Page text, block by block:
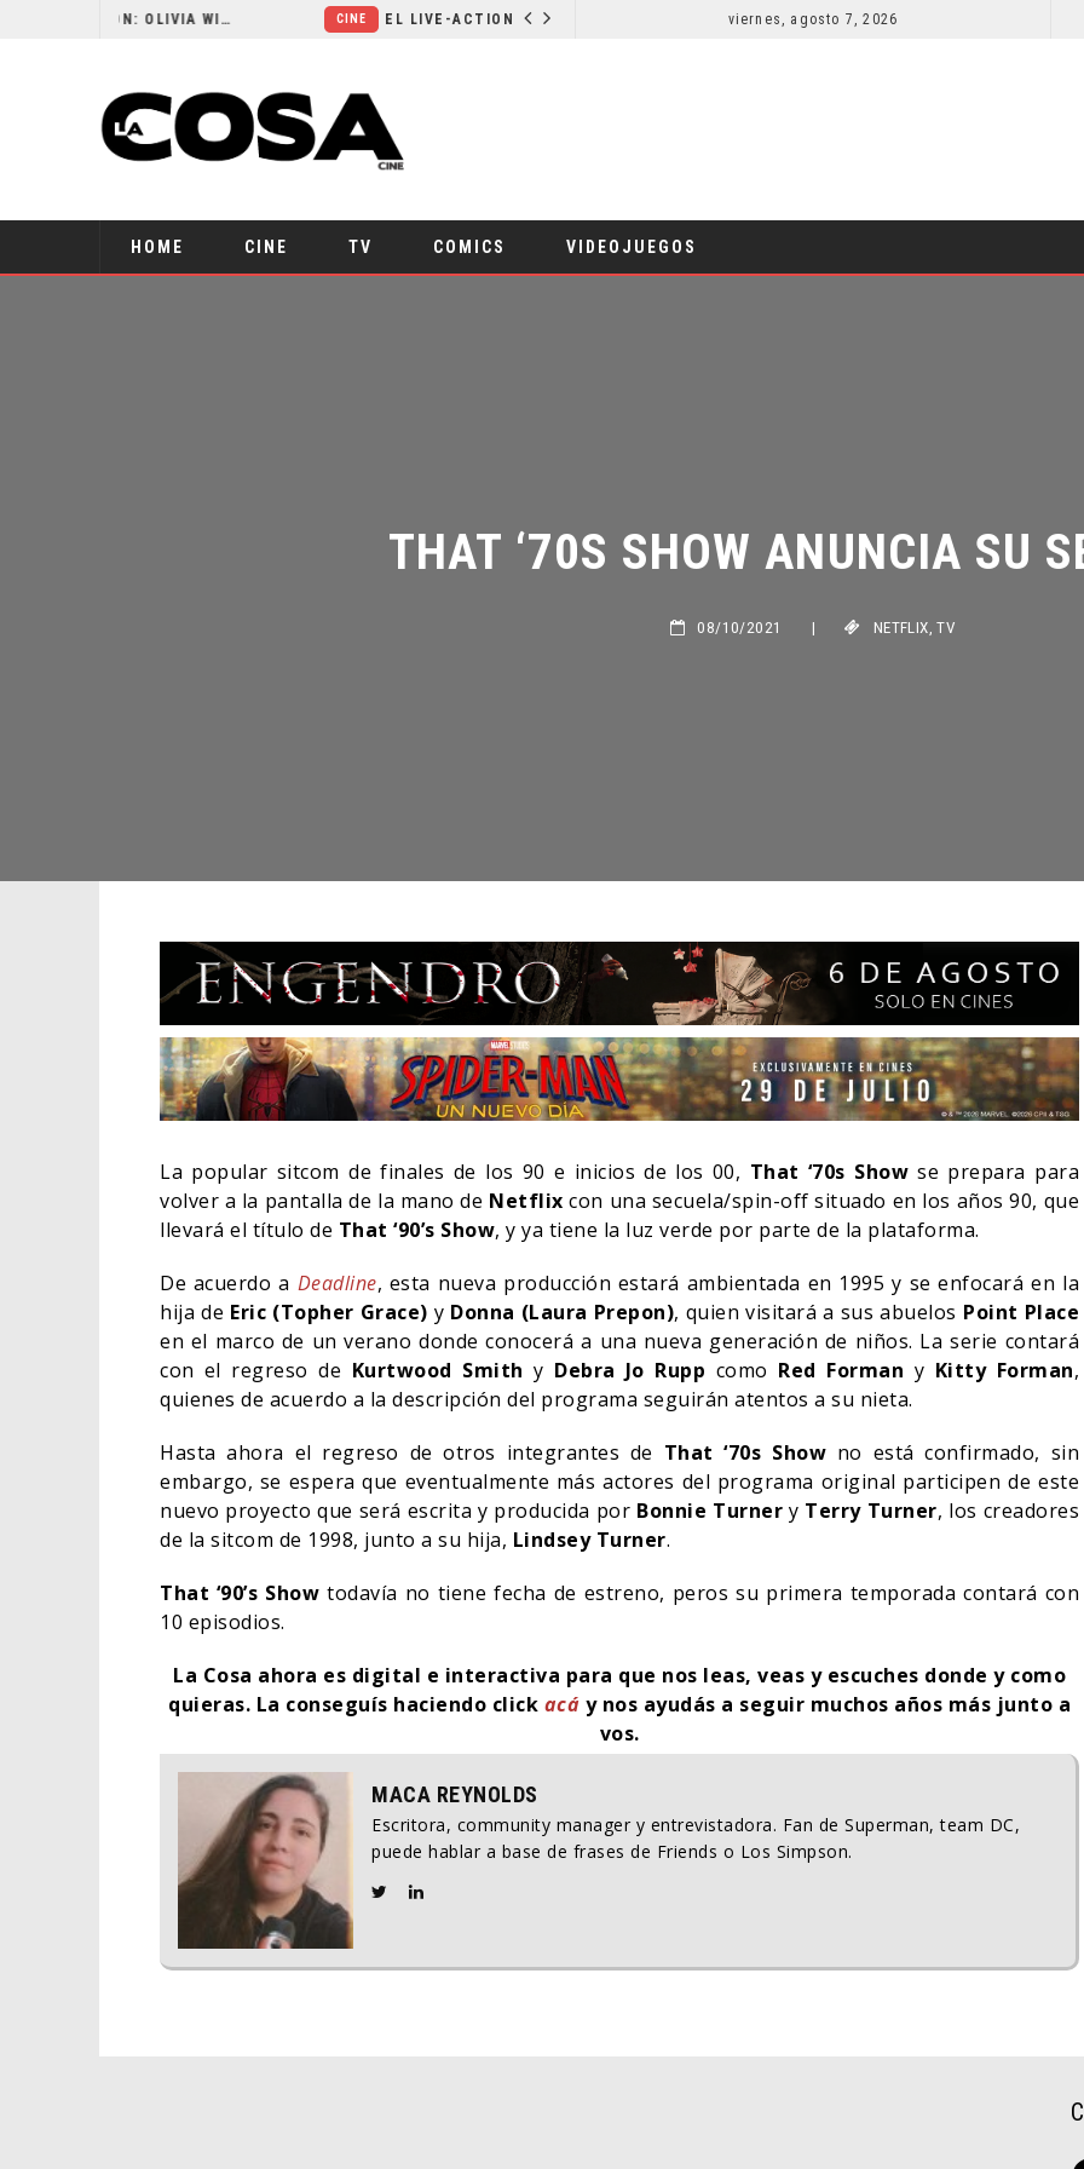
CINE EL LIVE-ACTION DE ZELDA ELIGE A SU VILLANO viernes, agosto 7, 2026
HOME CINE TV COMICS VIDEOJUEGOS
THAT ‘70S SHOW ANUNCIA SU
La popular sitcom de finales de los 90 e inicios de los 00, That ‘70s Show se prepara para
volver a la pantalla de la mano de Netflix con una secuela/spin-off situado en los años 90, que
llevará el título de That ‘90’s Show, y ya tiene la luz verde por parte de la plataforma.
De acuerdo a Deadline, esta nueva producción estará ambientada en 1995 y se enfocará en la
hija de Eric (Topher Grace) y Donna (Laura Prepon), quien visitará a sus abuelos Point Place
en el marco de un verano donde conocerá a una nueva generación de niños. La serie contará
con el regreso de Kurtwood Smithy Debra Jo Rupp como Red Forman y Kitty Forman,
quienes de acuerdo a la descripción del programa seguirán atentos a su nieta.
Hasta ahora el regreso de otros integrantes de That ‘70s Show no está confirmado, sin
embargo, se espera que eventualmente más actores del programa original participen de este
nuevo proyecto que será escrita y producida por Bonnie Turner y Terry Turner, los creadores
de la sitcom de 1998, junto a su hija, Lindsey Turner.
That ‘90’s Showtodavía no tiene fecha de estreno, peros su primera temporada contará con
10 episodios.
La Cosa ahora es digital e interactiva para que nos leas, veas y escuches donde y como
quieras. La conseguís haciendo click acá y nos ayudás a seguir muchos años más junto a
vos.
MACA REYNOLDS
Escritora, community manager y entrevistadora. Fan de Superman, team DC,
puede hablar a base de frases de Friends o Los Simpson.
ORLANDO BLOOM AFIRMA
HABER RECHAZADO SER
BATMAN
SPIDER-MAN: UN NUEVO
DÍA ESTÁ IMPARABLE